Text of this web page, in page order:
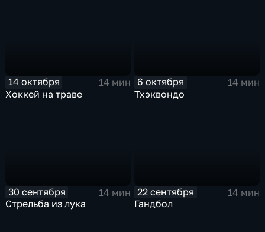
14 октября
14 мин
Хоккей на траве
6 октября
14 мин
Тхэквондо
30 сентября
14 мин
Стрельба из лука
22 сентября
14 мин
Гандбол